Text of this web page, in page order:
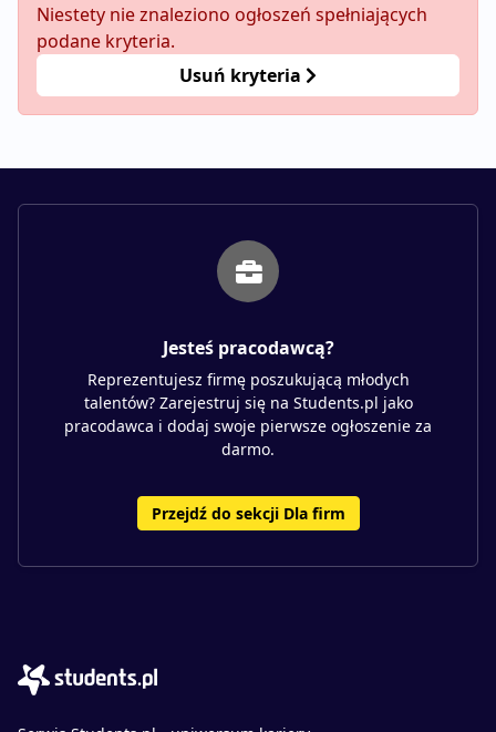
Niestety nie znaleziono ogłoszeń spełniających
podane kryteria.
Usuń kryteria
Jesteś pracodawcą?
Reprezentujesz firmę poszukującą młodych
talentów? Zarejestruj się na Students.pl jako
pracodawca i dodaj swoje pierwsze ogłoszenie za
darmo.
Przejdź do sekcji Dla firm